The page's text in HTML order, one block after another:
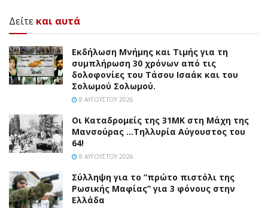
Δείτε και αυτά
Εκδήλωση Μνήμης και Τιμής για τη
συμπλήρωση 30 χρόνων από τις
δολοφονίες του Τάσου Ισαάκ και του
Σολωμού Σολωμού.
8 ΑΥΓΟΎΣΤΟΥ 2026
Οι Καταδρομείς της 31ΜΚ στη Mάχη της
Μανσούρας …Τηλλυρία Αύγουστος του
64!
8 ΑΥΓΟΎΣΤΟΥ 2026
Σύλληψη για το “πρώτο πιστόλι της
Ρωσικής Μαφίας” για 3 φόνους στην
Ελλάδα